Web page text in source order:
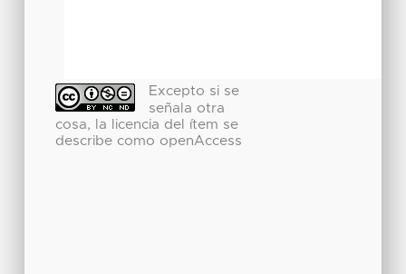
Excepto si se
señala otra
cosa, la licencia del ítem se
describe como openAccess